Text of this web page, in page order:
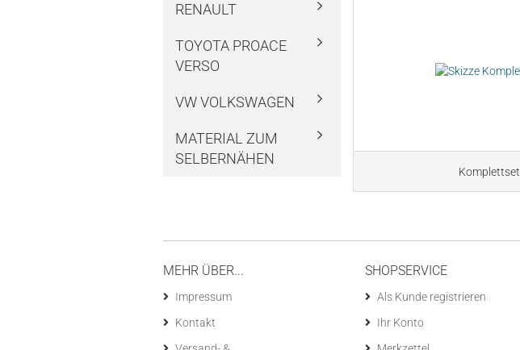
Komplettset
RENAULT
TOYOTA PROACE
VERSO
VW VOLKSWAGEN
MATERIAL ZUM
SELBERNÄHEN
MEHR ÜBER...
Impressum
Kontakt
SHOPSERVICE
Als Kunde registrieren
Ihr Konto